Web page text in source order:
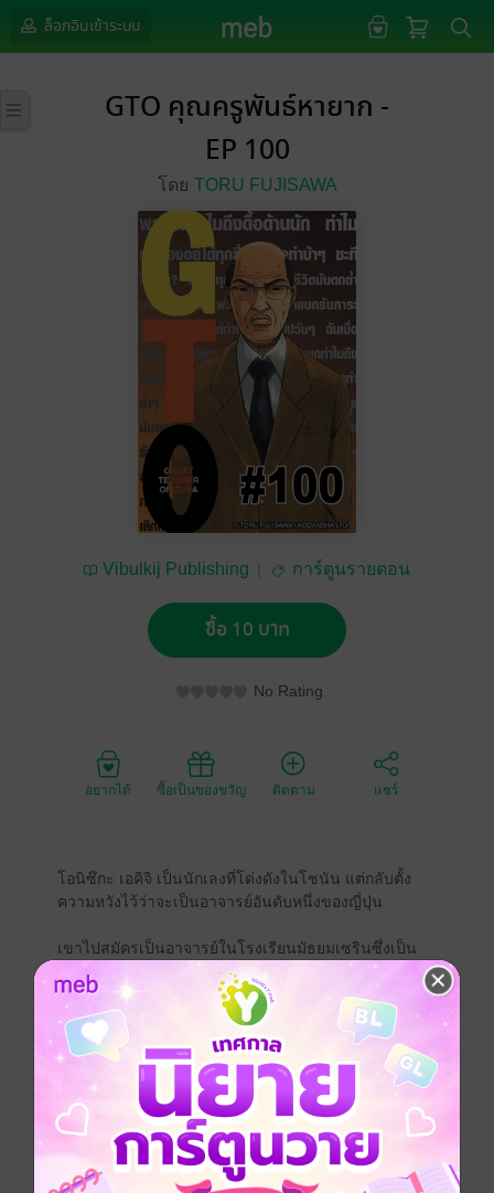
ล็อกอินเข้าระบบ
GTO คุณครูพันธ์หายาก -
EP 100
โดย TORU FUJISAWA
Vibulkij Publishing การ์ตูนรายตอน
ซื้อ 10 บาท
No Rating
อยากได้ ซื้อเป็นของขวัญ ติดตาม แชร์
โอนิซึกะ เอคิจิ เป็นนักเลงที่โด่งดังในโชนัน แต่กลับตั้ง
ความหวังไว้ว่าจะเป็นอาจารย์อันดับหนึ่งของญี่ปุ่น
เขาไปสมัครเป็นอาจารย์ในโรงเรียนมัธยมเซรินซึ่งเป็น
โรงเรียนเอกชนชื่อดัง แต่ดันไปทำร้ายร่างกายรองอาจารย์
ใหญ่เข้าในวันสัมภาษณ์งาน
โอนิซึกะคิดว่าตัวเองคงจะไม่ได้เป็นอาจารย์แล้ว ทว่าผู้
อำนวยการซากุไรกลับเรียกตัวเขามาสอนที่โรงเรียน
เพราะหวังให้ช่วยขจัดปัญหาในโรงเรียนให้
นักเลงหนุ่มจึงได้เป็นอาจารย์ประจำชั้น ม.3 ห้อง 4 ซึ่งเป็น
ห้องที่มีปัญหามากที่สุดของโรงเรียน โดยมีหน้าที่ต้องทำให้
เหล่านักเรียนที่มืดมนเหล่านี้เดินออกมาสู่ทางสว่างให้ได้